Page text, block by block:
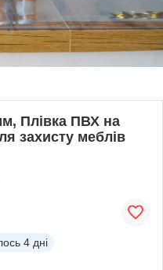
Плівка ПВХ на
захисту меблів
4 дні